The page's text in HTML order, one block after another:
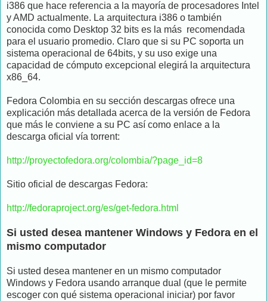
i386 que hace referencia a la mayoría de procesadores Intel
y AMD actualmente. La arquitectura i386 o también
conocida como Desktop 32 bits es la más recomendada
para el usuario promedio. Claro que si su PC soporta un
sistema operacional de 64bits, y su uso exige una
capacidad de cómputo excepcional elegirá la arquitectura
x86_64.
Fedora Colombia en su sección descargas ofrece una
explicación más detallada acerca de la versión de Fedora
que más le conviene a su PC así como enlace a la
descarga oficial vía torrent:
http://proyectofedora.org/colombia/?page_id=8
Sitio oficial de descargas Fedora:
http://fedoraproject.org/es/get-fedora.html
Si usted desea mantener Windows y Fedora en el
mismo computador
Si usted desea mantener en un mismo computador
Windows y Fedora usando arranque dual (que le permite
escoger con qué sistema operacional iniciar) por favor